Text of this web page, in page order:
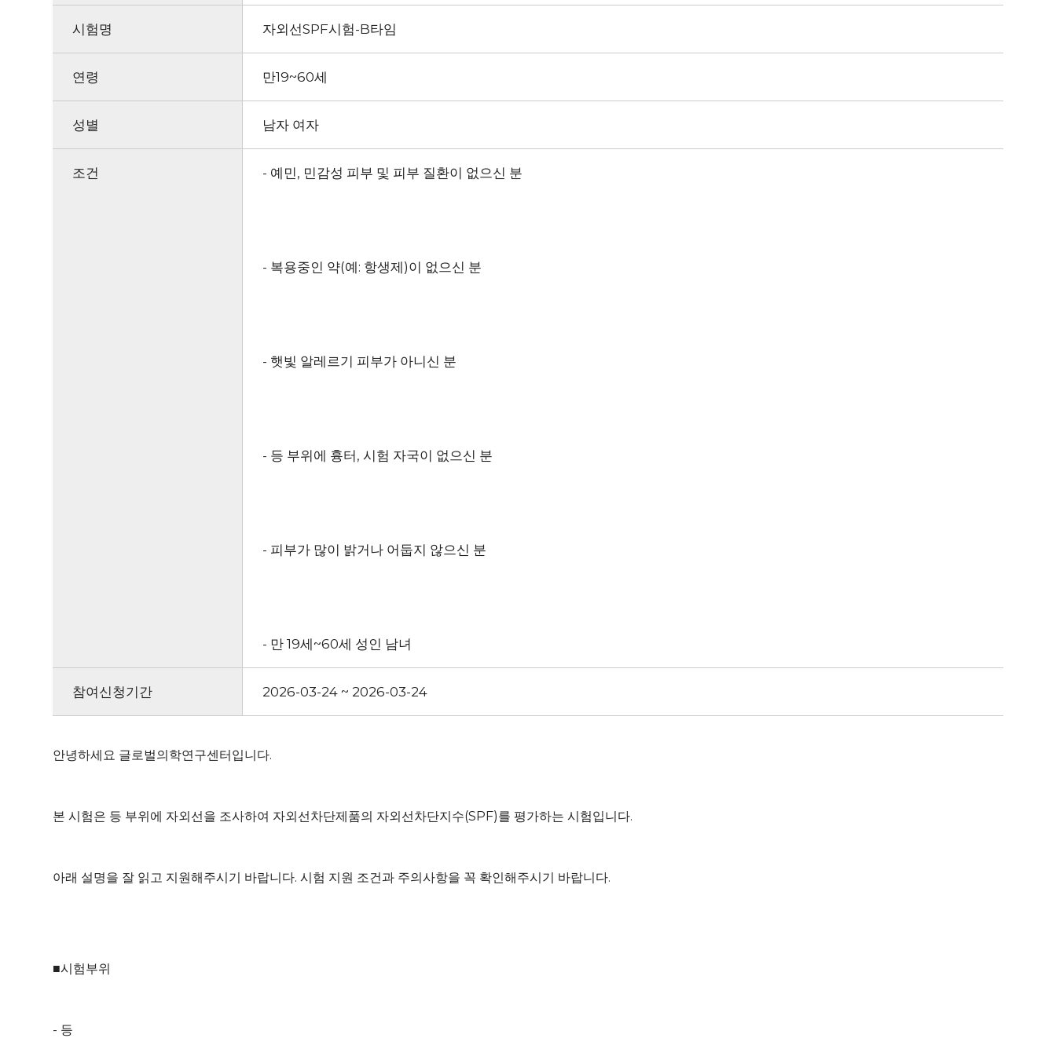
시험명 자외선SPF시험-B타임
연령 만19~60세
성별 남자 여자
조건 - 예민, 민감성 피부 및 피부 질환이 없으신 분
- 복용중인 약(예: 항생제)이 없으신 분
- 햇빛 알레르기 피부가 아니신 분
- 등 부위에 흉터, 시험 자국이 없으신 분
- 피부가 많이 밝거나 어둡지 않으신 분
- 만 19세~60세 성인 남녀
참여신청기간 2026-03-24 ~ 2026-03-24
안녕하세요 글로벌의학연구센터입니다.
본 시험은 등 부위에 자외선을 조사하여 자외선차단제품의 자외선차단지수(SPF)를 평가하는 시험입니다.
아래 설명을 잘 읽고 지원해주시기 바랍니다. 시험 지원 조건과 주의사항을 꼭 확인해주시기 바랍니다.
■시험부위
- 등